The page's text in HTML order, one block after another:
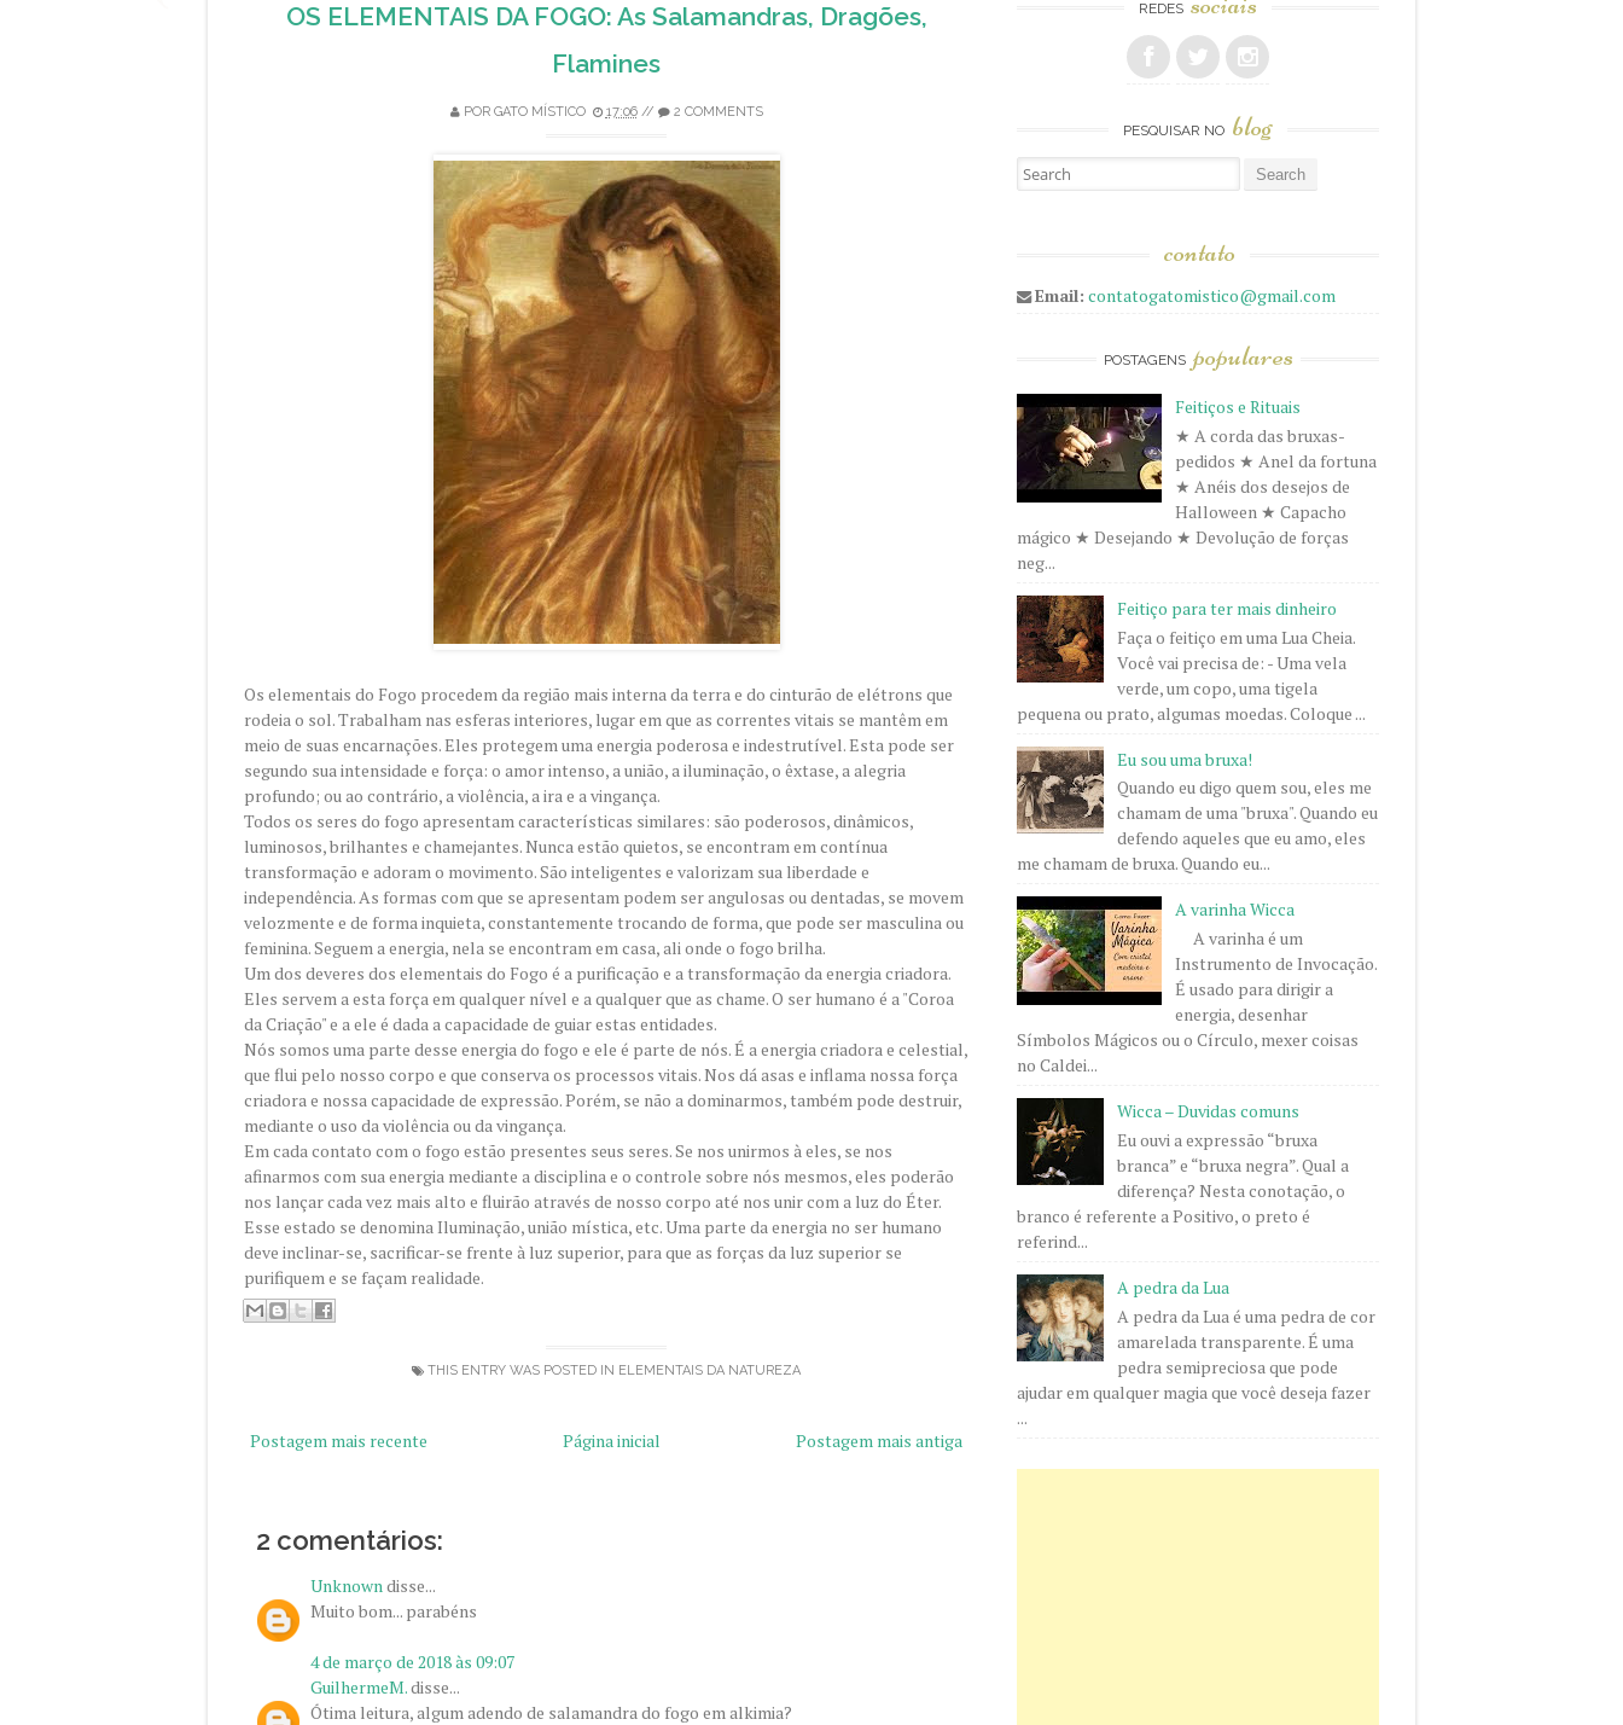
OS ELEMENTAIS DA FOGO: As Salamandras, Dragões,
Flamines
POR GATO MÍSTICO 17:06// 2 COMMENTS
Os elementais do Fogo procedem da região mais interna da terra e do cinturão de elétrons que
rodeia o sol. Trabalham nas esferas interiores, lugar em que as correntes vitais se mantêm em
meio de suas encarnações. Eles protegem uma energia poderosa e indestrutível. Esta pode ser
segundo sua intensidade e força: o amor intenso, a união, a iluminação, o êxtase, a alegria
profundo; ou ao contrário, a violência, a ira e a vingança.
Todos os seres do fogo apresentam características similares: são poderosos, dinâmicos,
luminosos, brilhantes e chamejantes. Nunca estão quietos, se encontram em contínua
transformação e adoram o movimento. São inteligentes e valorizam sua liberdade e
independência. As formas com que se apresentam podem ser angulosas ou dentadas, se movem
velozmente e de forma inquieta, constantemente trocando de forma, que pode ser masculina ou
feminina. Seguem a energia, nela se encontram em casa, ali onde o fogo brilha.
Um dos deveres dos elementais do Fogo é a purificação e a transformação da energia criadora.
Eles servem a esta força em qualquer nível e a qualquer que as chame. O ser humano é a "Coroa
da Criação" e a ele é dada a capacidade de guiar estas entidades.
Nós somos uma parte desse energia do fogo e ele é parte de nós. É a energia criadora e celestial,
que flui pelo nosso corpo e que conserva os processos vitais. Nos dá asas e inflama nossa força
criadora e nossa capacidade de expressão. Porém, se não a dominarmos, também pode destruir,
mediante o uso da violência ou da vingança.
Em cada contato com o fogo estão presentes seus seres. Se nos unirmos à eles, se nos
afinarmos com sua energia mediante a disciplina e o controle sobre nós mesmos, eles poderão
nos lançar cada vez mais alto e fluirão através de nosso corpo até nos unir com a luz do Éter.
Esse estado se denomina Iluminação, união mística, etc. Uma parte da energia no ser humano
deve inclinar-se, sacrificar-se frente à luz superior, para que as forças da luz superior se
purifiquem e se façam realidade.
THIS ENTRY WAS POSTED IN ELEMENTAIS DA NATUREZA
Postagem mais recente Postagem mais antiga
Página inicial
2 comentários:
Unknown disse...
Muito bom... parabéns
4 de março de 2018 às 09:07
GuilhermeM.disse...
Ótima leitura, algum adendo de salamandra do fogo em alkimia?
REDES
PESQUISAR NO blog
Pesquisar
contato
Email: contatogatomistico@gmail.com
POSTAGENS populares
Feitiços e Rituais
★ A corda das bruxas-
pedidos ★ Anel da fortuna
★ Anéis dos desejos de
Halloween ★ Capacho
mágico ★ Desejando ★ Devolução de forças
neg...
Feitiço para ter mais dinheiro
Faça o feitiço em uma Lua Cheia.
Você vai precisa de: - Uma vela
verde, um copo, uma tigela
pequena ou prato, algumas moedas. Coloque ...
Eu sou uma bruxa!
Quando eu digo quem sou, eles me
chamam de uma "bruxa". Quando eu
defendo aqueles que eu amo, eles
me chamam de bruxa. Quando eu...
A varinha Wicca
A varinha é um
Instrumento de Invocação.
É usado para dirigir a
energia, desenhar
Símbolos Mágicos ou o Círculo, mexer coisas
no Caldei...
Wicca – Duvidas comuns
Eu ouvi a expressão “bruxa
branca” e “bruxa negra”. Qual a
diferença? Nesta conotação, o
branco é referente a Positivo, o preto é
referind...
A pedra da Lua
A pedra da Lua é uma pedra de cor
amarelada transparente. É uma
pedra semipreciosa que pode
ajudar em qualquer magia que você deseja fazer
...